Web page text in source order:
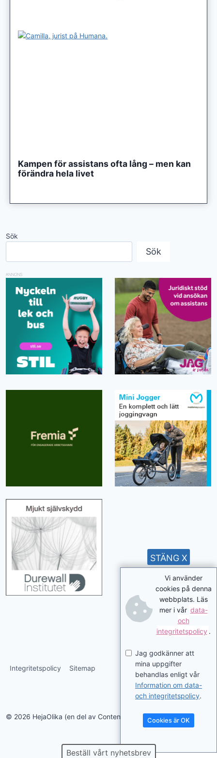
Kampen för assistans ofta lång – men kan
förändra hela livet
Sök
Sök
ANNONS
Integritetspolicy Sitemap
© 2026 HejaOlika (en del av Contentverkstan.se)
Beställ vårt nyhetsbrev
Vi använder
cookies på denna
webbplats. Läs
mer i vår data-
och
integritetspolicy .
Jag godkänner att
mina uppgifter
behandlas enligt vår
Information om data-
och integritetspolicy.
Cookies är OK
STÄNG X